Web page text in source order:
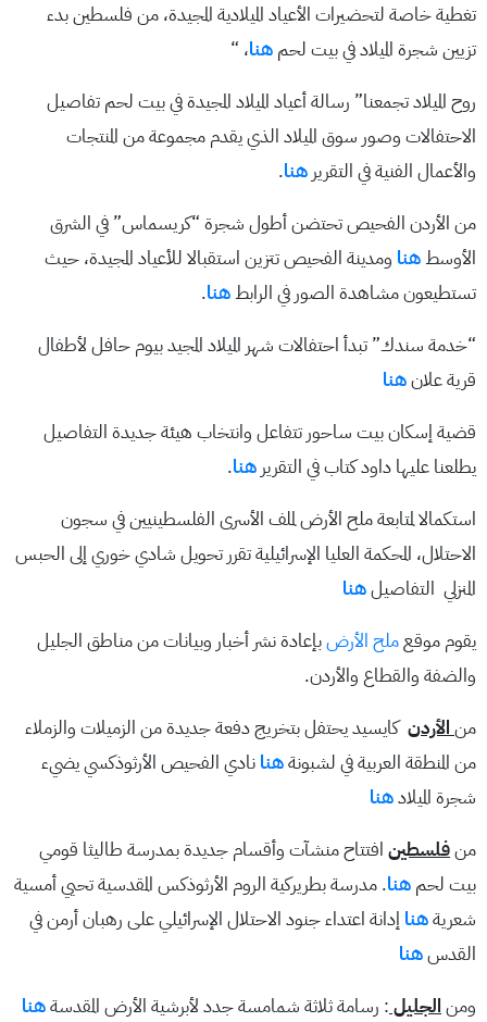
تغطية خاصة لتحضيرات الأعياد الميلادية المجيدة، من فلسطين بدء
تزيين شجرة الميلاد في بيت لحم هنا، “
روح الميلاد تجمعنا” رسالة أعياد الميلاد المجيدة في بيت لحم تفاصيل
الاحتفالات وصور سوق الميلاد الذي يقدم مجموعة من المنتجات
والأعمال الفنية في التقرير هنا.
من الأردن الفحيص تحتضن أطول شجرة “كريسماس” في الشرق
الأوسطهنا ومدينة الفحيص تتزين استقبالا للأعياد المجيدة، حيث
تستطيعون مشاهدة الصور في الرابطهنا.
“خدمة سندك” تبدأ احتفالات شهر الميلاد المجيد بيوم حافل لأطفال
قرية علانهنا
قضية إسكان بيت ساحور تتفاعل وانتخاب هيئة جديدة التفاصيل
يطلعنا عليها داود كتاب في التقرير هنا.
استكمالا لمتابعة ملح الأرض لملف الأسرى الفلسطينيين في سجون
الاحتلال، المحكمة العليا الإسرائيلية تقرر تحويل شادي خوري إلى الحبس
المنزلي التفاصيلهنا
يقوم موقعملح الأرضبإعادة نشر أخبار وبيانات من مناطق الجليل
والضفة والقطاع والأردن.
منالأردن كايسيد يحتفل بتخريج دفعة جديدة من الزميلات والزملاء
من المنطقة العربية في لشبونةهنا نادي الفحيص الأرثوذكسي يضيء
شجرة الميلادهنا
منفلسطين افتتاح منشآت وأقسام جديدة بمدرسة طاليثا قومي
بيت لحم هنا. مدرسة بطريركية الروم الأرثوذكس المقدسية تحيي أمسية
شعريةهنا إدانة اعتداء جنود الاحتلال الإسرائيلي على رهبان أرمن في
القدسهنا
ومنالجليل: رسامة ثلاثة شمامسة جدد لأبرشية الأرض المقدسةهنا